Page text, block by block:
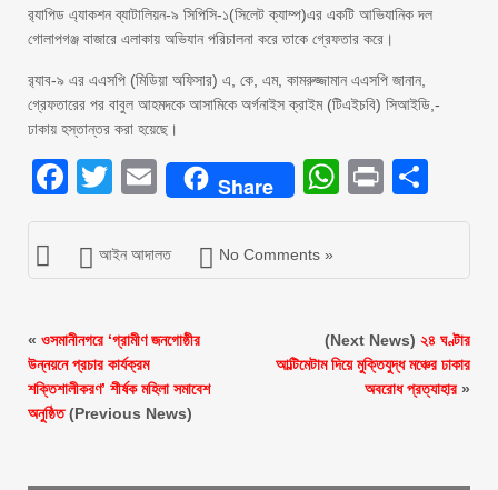
র‌্যাপিড এ্যাকশন ব্যাটালিয়ন-৯ সিপিসি-১(সিলেট ক্যাম্প)এর একটি আভিযানিক দল
গোলাপগঞ্জ বাজারে এলাকায় অভিযান পরিচালনা করে তাকে গ্রেফতার করে।
র‌্যাব-৯ এর এএসপি (মিডিয়া অফিসার) এ, কে, এম, কামরুজ্জামান এএসপি জানান,
গ্রেফতারের পর বাবুল আহমদকে আসামিকে অর্গনাইস ক্রাইম (টিএইচবি) সিআইডি,-
ঢাকায় হস্তান্তর করা হয়েছে।
Facebook
Twitter
EmailShare Print
আইন আদালত No Comments »
« ওসমানীনগরে ‘গ্রামীণ জনগোষ্ঠীর
উন্নয়নে প্রচার কার্যক্রম
শক্তিশালীকরণ’ শীর্ষক মহিলা সমাবেশ
অনুষ্ঠিত(Previous News)
(Next News) ২৪ ঘণ্টার
আল্টিমেটাম দিয়ে মুক্তিযুদ্ধ মঞ্চের ঢাকার
অবরোধ প্রত্যাহার»